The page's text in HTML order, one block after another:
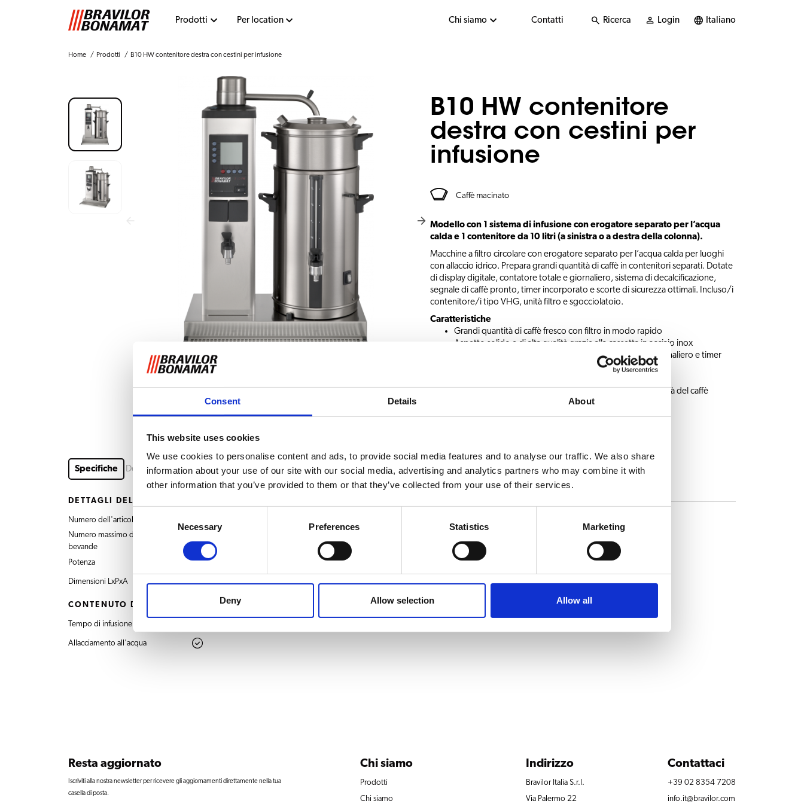
Consent Details About
This website uses cookies
We use cookies to personalise content and ads, to provide social media features and to analyse our traffic. We also share
information about your use of our site with our social media, advertising and analytics partners who may combine it with
other information that you’ve provided to them or that they’ve collected from your use of their services.
Necessary Preferences Statistics Marketing
Deny Allow selection Allow all
Prodotti Per location Chi siamo Contatti Ricerca Login Italiano
Home Prodotti B10 HW contenitore destra con cestini per infusione
B10 HW contenitore
destra con cestini per
infusione
Caffè macinato
Modello con 1 sistema di infusione con erogatore separato per l’acqua
calda e 1 contenitore da 10 litri (a sinistra o a destra della colonna).
Macchine a filtro circolare con erogatore separato per l’acqua calda per luoghi
con allaccio idrico. Prepara grandi quantità di caffè in contenitori separati. Dotate
di display digitale, contatore totale e giornaliero, sistema di decalcificazione,
segnale di caffè pronto, timer incorporato e scorte di sicurezza ottimali. Incluso/i
contenitore/i tipo VHG, unità filtro e sgocciolatoio.
Caratteristiche
Grandi quantità di caffè fresco con filtro in modo rapido
Aspetto solido e di alta qualità grazie alla cassetta in acciaio inox
Dotate di segnale di caffè pronto, contatore totale e giornaliero e timer
Caffè di qualità costante: I contenitori controllano la qualità del caffè
Richiedi informazioni
Specifiche Download e documenti Accessori
DETTAGLI DEL PRODOTTO
Numero dell'articolo
Numero massimo di scelte di
bevande
2
Potenza 400V 3N~ 50Hz 8290W
Dimensioni LxPxA
CONTENUTO DEL PRODOTTO
Tempo di infusione
Allacciamento all'acqua
Caffè Acqua calda
Resta aggiornato
Iscriviti alla nostra newsletter per ricevere gli aggiornamenti direttamente nella tua
casella di posta.
Chi siamo
Prodotti
Chi siamo
Indirizzo
Bravilor Italia S.r.l.
Via Palermo 22
Contattaci
+39 02 8354 7208
info.it@bravilor.com